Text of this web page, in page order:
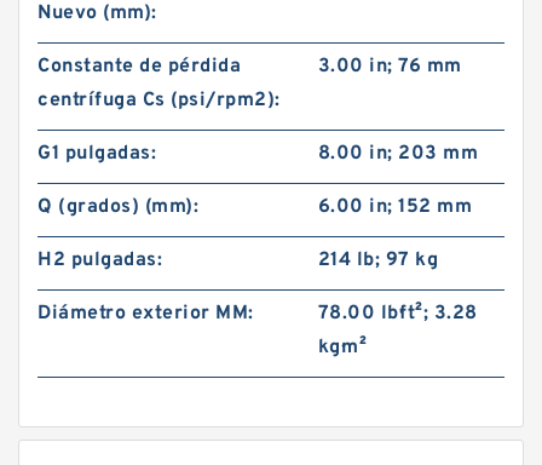
Nuevo (mm):
Constante de pérdida
centrífuga Cs (psi/rpm2):
3.00 in; 76 mm
G1 pulgadas: 8.00 in; 203 mm
Q (grados) (mm): 6.00 in; 152 mm
H2 pulgadas: 214 lb; 97 kg
Diámetro exterior MM:
78.00 lb·ft²; 3.28
kg·m²